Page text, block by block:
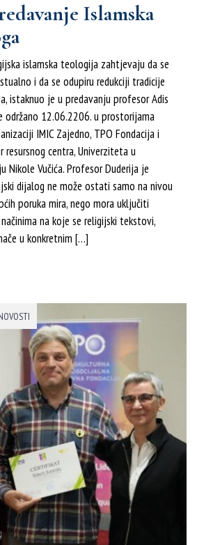
Islamska
islamska teologija zahtjevaju da se
i da se odupiru redukciji tradicije
istaknuo je u predavanju profesor Adis
održano 12.06.2206. u prostorijama
IMIC Zajedno, TPO Fondacija i
resursnog centra, Univerziteta u
Nikole Vučića. Profesor Duderija je
dijalog ne može ostati samo na nivou
poruka mira, nego mora uključiti
na koje se religijski tekstovi,
u konkretnim […]